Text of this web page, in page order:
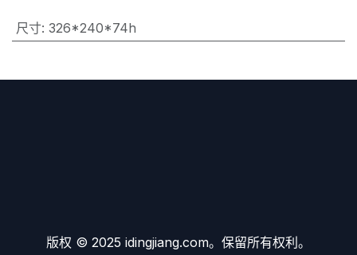
尺寸: 326*240*74h
版权 © 2025 idingjiang.com。保留所有权利。